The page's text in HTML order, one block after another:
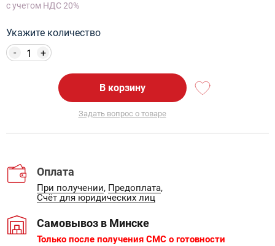
с учетом НДС 20%
Укажите количество
+
-
В корзину
Задать вопрос о товаре
Оплата
При получении, Предоплата,
Счёт для юридических лиц
Самовывоз в Минске
Только после получения СМС о готовности